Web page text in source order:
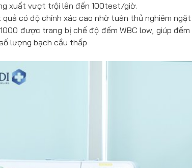
xuất vượt trội lên đến 100test/giờ.
quả có độ chính xác cao nhờ tuân thủ nghiêm ngặt
được trang bị chế độ đếm WBC low, giúp
lượng bạch cầu thấp